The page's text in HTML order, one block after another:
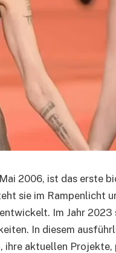
2006, ist das erste
sie im Rampenlicht
Im Jahr
In diesem
ihre aktuellen